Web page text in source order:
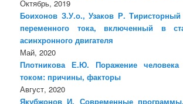
Октябрь, 2019
Боихонов З.У.о., Узаков Р. Тиристорный
переменного тока, включенный в
асинхронного двигателя
Май, 2020
Плотникова Е.Ю. Поражение человека
током: причины, факторы
Август, 2020
Якубжонов И. Современные